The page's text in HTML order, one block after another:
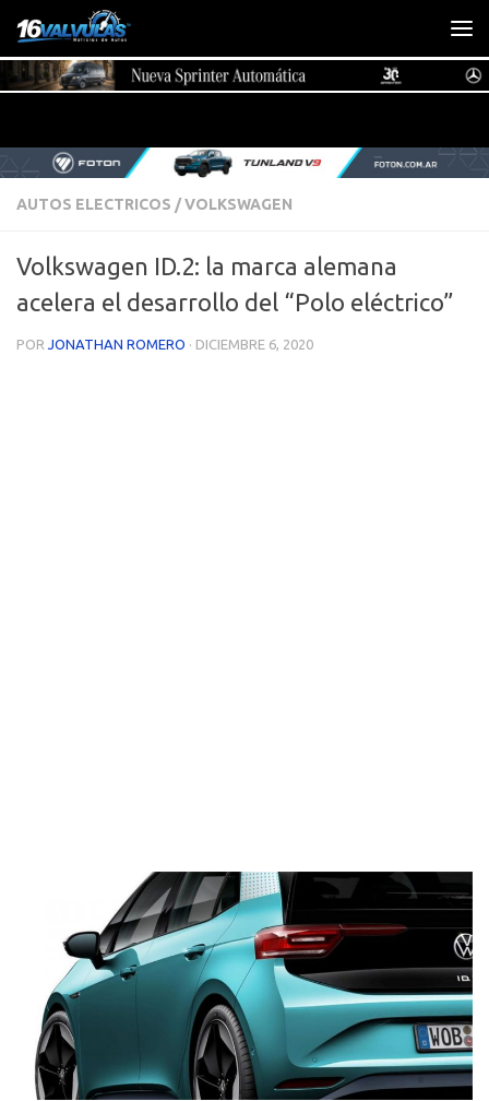
Saltar al contenido
AUTOS ELECTRICOS /VOLKSWAGEN
Volkswagen ID.2: la marca alemana
acelera el desarrollo del “Polo eléctrico”
POR JONATHAN ROMERO · DICIEMBRE 6, 2020